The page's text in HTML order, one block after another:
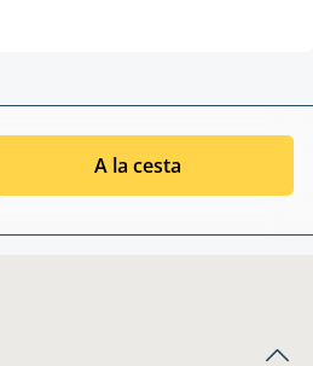
A la cesta